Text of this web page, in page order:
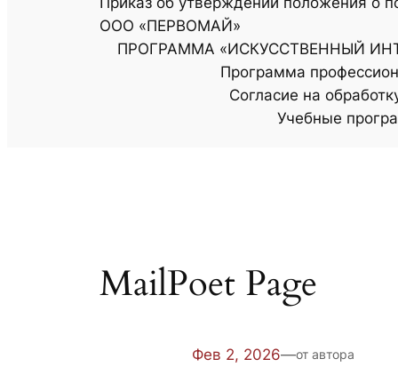
ООО «ПЕРВОМАЙ»
ПРОГРАММА «ИСКУССТВЕННЫЙ
Программа
Согласие на
Учебные
MailPoet Page
Фев 2, 2026—от автора